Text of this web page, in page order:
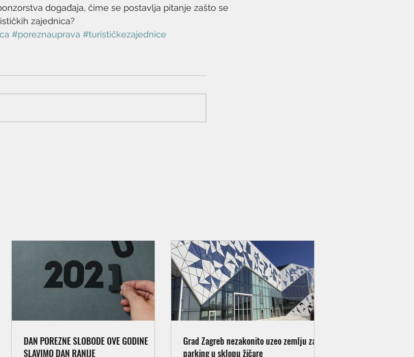
događaja, čime se postavlja pitanje zašto se
zajednica?
#poreznauprava #turističkezajednice
DAN POREZNE SLOBODE OVE GODINE
SLAVIMO DAN RANIJE
Grad Zagreb nezakonito uzeo zemlju za
parking u sklopu žičare